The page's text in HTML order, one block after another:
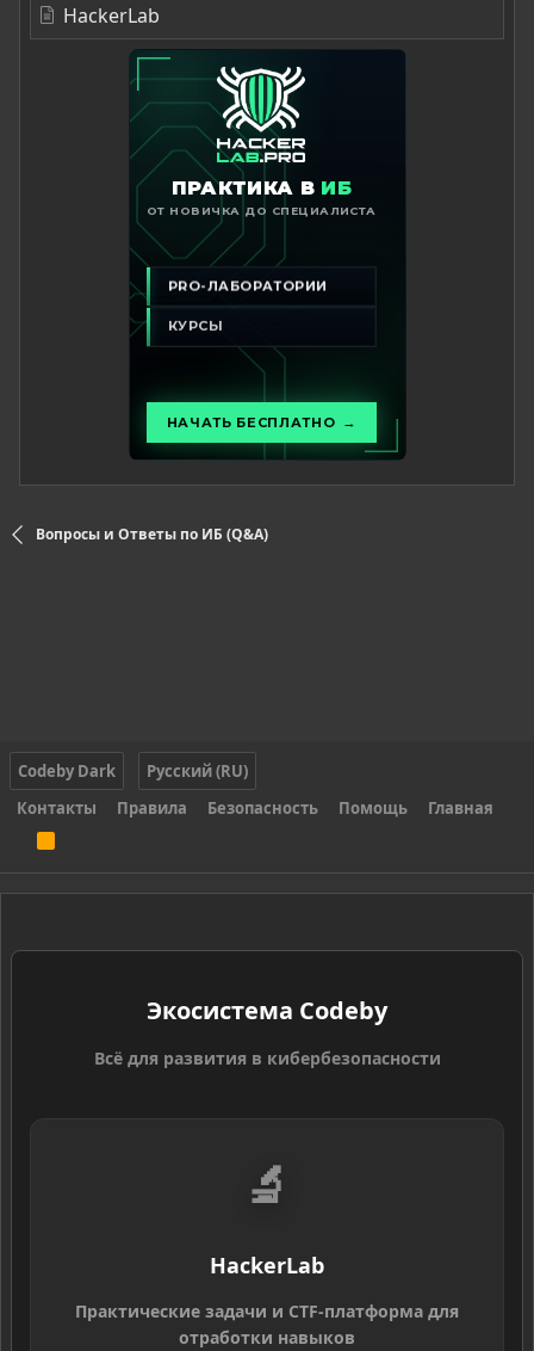
HackerLab
Вопросы и Ответы по ИБ (Q&A)
Codeby Dark
Русский (RU)
Контакты
Правила Безопасность Помощь Главная
S
Экосистема Codeby
Всё для развития в кибербезопасности
🔬
HackerLab
Практические задачи и CTF-платформа для
отработки навыков